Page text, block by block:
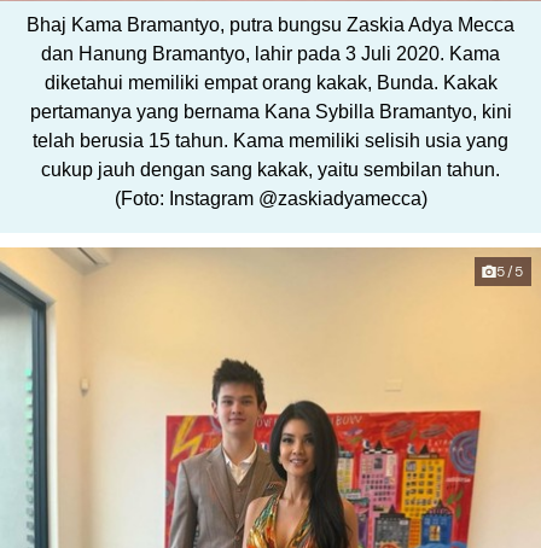
Bhaj Kama Bramantyo, putra bungsu Zaskia Adya Mecca
dan Hanung Bramantyo, lahir pada 3 Juli 2020. Kama
diketahui memiliki empat orang kakak, Bunda. Kakak
pertamanya yang bernama Kana Sybilla Bramantyo, kini
telah berusia 15 tahun. Kama memiliki selisih usia yang
cukup jauh dengan sang kakak, yaitu sembilan tahun.
(Foto: Instagram @zaskiadyamecca)
5/5